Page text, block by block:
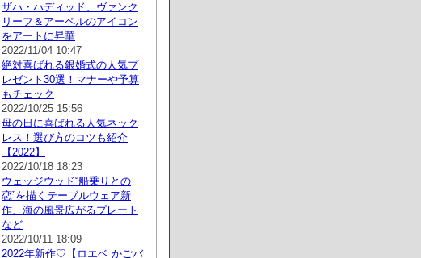
ザハ・ハディッド、ヴァンク
リーフ＆アーペルのアイコン
をアートに昇華
2022/11/04 10:47
絶対喜ばれる銀婚式の人気プ
レゼント30選！マナーや予算
もチェック
2022/10/25 15:56
母の日に喜ばれる人気ネック
レス！選び方のコツも紹介
【2022】
2022/10/18 18:23
ウェッジウッド“船乗りとの
恋”を描くテーブルウェア新
作、海の風景広がるプレート
など
2022/10/11 18:09
2022年新作♡【ロエベ かごバ